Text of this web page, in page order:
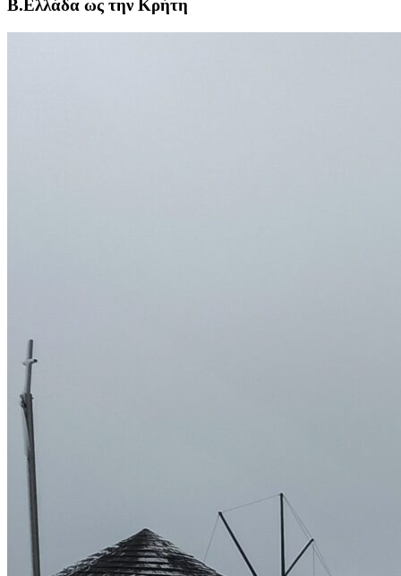
Β.Ελλάδα ως την Κρήτη